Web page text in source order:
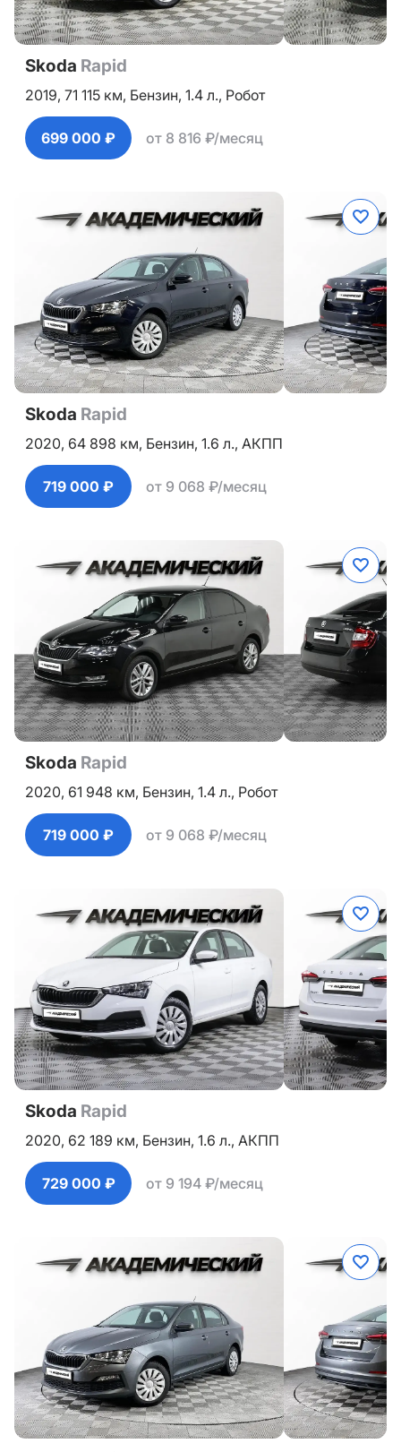
Skoda Rapid
2019, 71 115 км, Бензин, 1.4 л., Робот
699 000 ₽ от 8 816 ₽/месяц
Skoda Rapid
2020, 64 898 км, Бензин, 1.6 л., АКПП
719 000 ₽ от 9 068 ₽/месяц
Skoda Rapid
2020, 61 948 км, Бензин, 1.4 л., Робот
719 000 ₽ от 9 068 ₽/месяц
Skoda Rapid
2020, 62 189 км, Бензин, 1.6 л., АКПП
729 000 ₽ от 9 194 ₽/месяц